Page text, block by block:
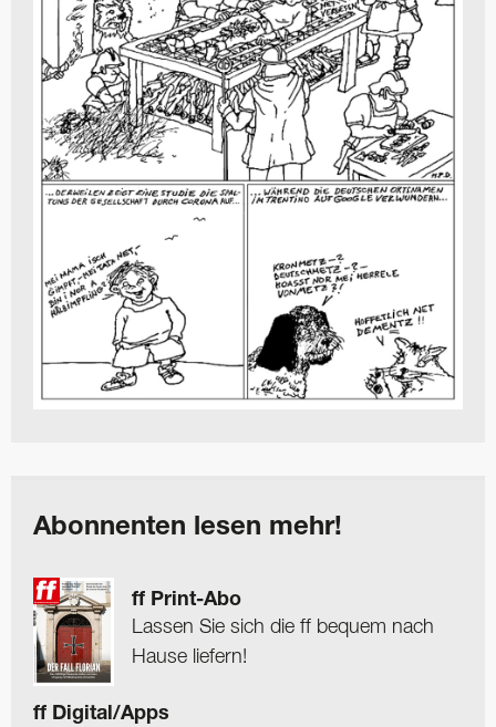
Abonnenten lesen mehr!
ff Print-Abo
Lassen Sie sich die ff bequem nach
Hause liefern!
ff Digital/Apps